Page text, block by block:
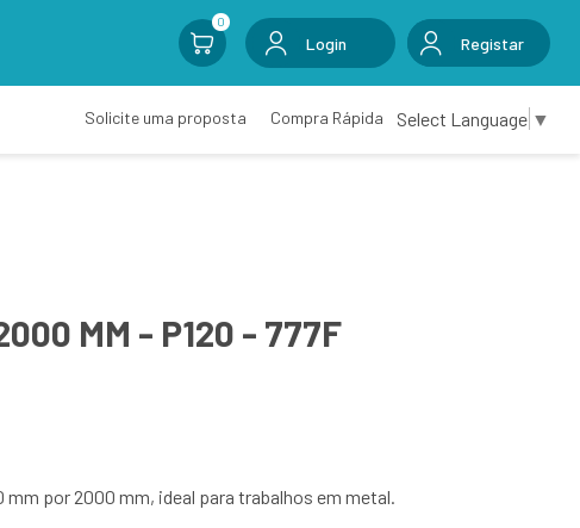
0
Login Registar
Solicite uma proposta Compra Rápida Select Language ▼
MM - P120 - 777F
mm por 2000 mm, ideal para trabalhos em metal.